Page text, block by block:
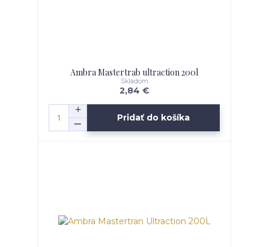
Ambra Mastertrab ultraction 200l
2,84 €
Skladom
Pridať do košíka